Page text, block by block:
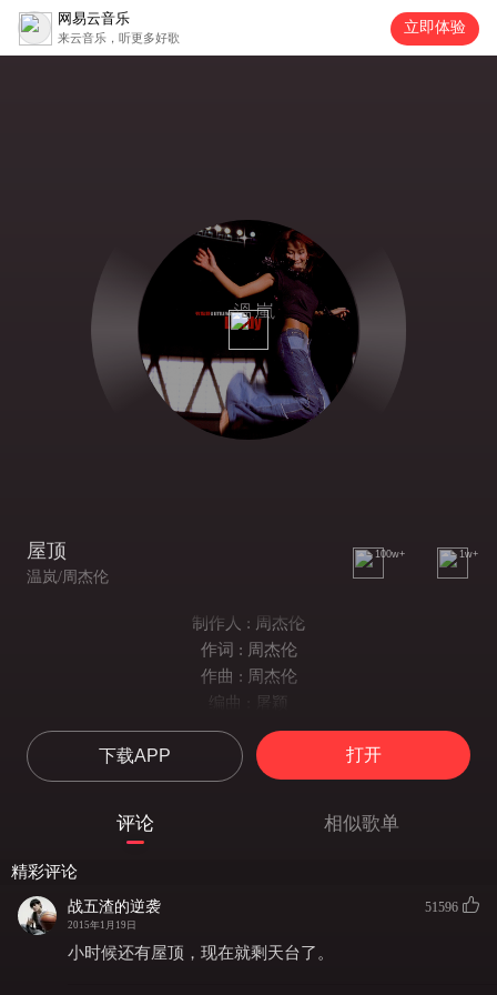
网易云音乐
来云音乐，听更多好歌
立即体验
屋顶
温岚/周杰伦
100w+ 1w+
制作人 : 周杰伦
作词 : 周杰伦
作曲 : 周杰伦
编曲 : 屠颖
半夜睡不着觉把心情哼成歌
只好到屋顶找另一个梦境
睡梦中被敲醒我还是不确定
我悄悄关上门带着希望上去
我们有同样的默契
下载APP 打开
评论 相似歌单
精彩评论
战五渣的逆袭
2015年1月19日
51596
小时候还有屋顶，现在就剩天台了。